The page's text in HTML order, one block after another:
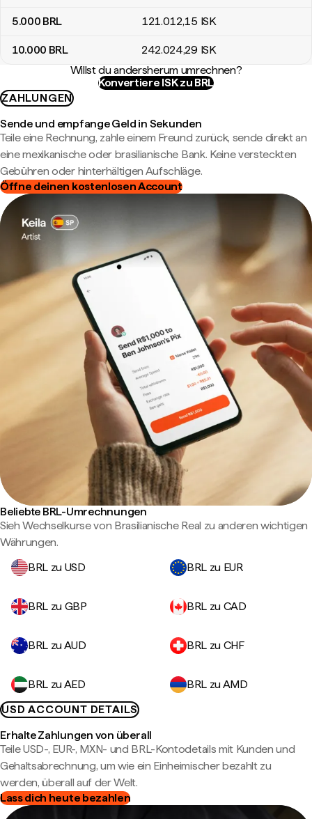
5.000 BRL 121.012,15 ISK
10.000 BRL 242.024,29 ISK
Willst du andersherum umrechnen?
Konvertiere ISK zu BRL
ZAHLUNGEN
Sende und empfange Geld in Sekunden
Teile eine Rechnung, zahle einem Freund zurück, sende direkt an
eine mexikanische oder brasilianische Bank. Keine versteckten
Gebühren oder hinterhältigen Aufschläge.
Öffne deinen kostenlosen Account
Beliebte BRL-Umrechnungen
Sieh Wechselkurse von Brasilianische Real zu anderen wichtigen
Währungen.
BRL zu USD
BRL zu EUR
BRL zu GBP BRL zu CAD
BRL zu AUD BRL zu CHF
BRL zu AED
BRL zu AMD
USD ACCOUNT DETAILS
Erhalte Zahlungen von überall
Teile USD-, EUR-, MXN- und BRL-Kontodetails mit Kunden und
Gehaltsabrechnung, um wie ein Einheimischer bezahlt zu
werden, überall auf der Welt.
Lass dich heute bezahlen